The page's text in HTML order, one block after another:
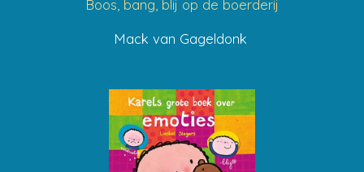
Boos, bang, blij op de boerderij
Mack van Gageldonk